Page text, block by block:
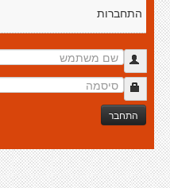
התחברות
התחבר